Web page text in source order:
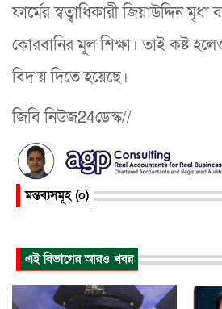
ফার্মের স্বত্বাধিকারী জিয়াউদ্দিন
কোরবানির মূল শিক্ষা। তাই কষ্ট
বিদায় দিতে হয়েছে।
জিবি নিউজ24ডেস্ক//
মন্তব্যসমূহ (০)
এই বিভাগের আরও খবর